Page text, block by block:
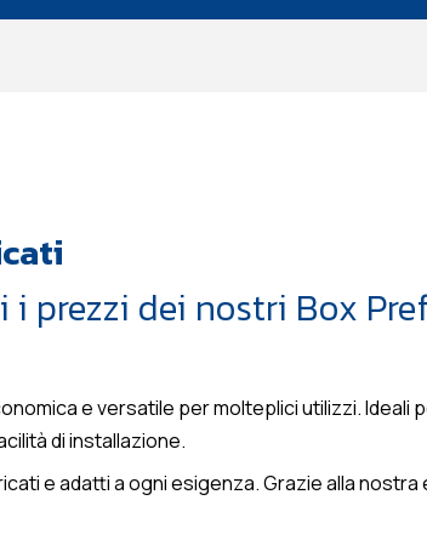
prezzi dei nostri Box
e versatile per molteplici utilizzi.
di installazione.
e adatti a ogni esigenza. Grazie alla